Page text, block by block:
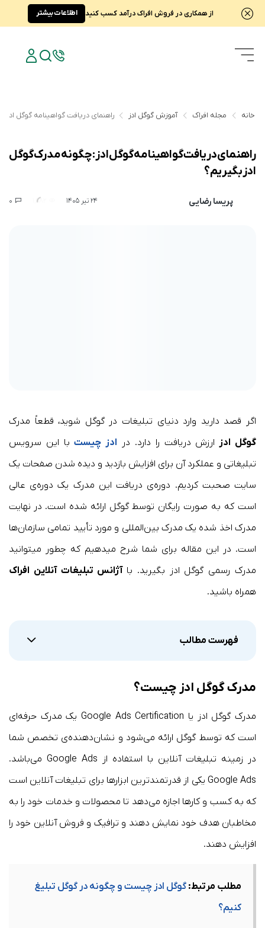
از همکاری در فروش افراک درآمد کسب کنید اطلاعات بیشتر
خانه مجله افراک آموزش گوگل ادز راهنمای دریافت گواهینامه گوگل
راهنمای دریافت گواهینامه گوگل ادز: چگونه مدرک گوگل
ادز بگیریم؟
پریسا رضایی 24 تیر 1405
اگر قصد دارید وارد دنیای تبلیغات در گوگل شوید، قطعاً مدرک
گوگل ادز ارزش دریافت را دارد. در ادز چیستبا این سرویس
تبلیغاتی و عملکرد آن برای افزایش بازدید و دیده شدن صفحات‌ یک
سایت صحبت کردیم. دوره‌ی دریافت این مدرک یک دوره‌ی عالی
است که به صورت رایگان توسط گوگل ارائه شده است. در نهایت
مدرک اخذ شده یک مدرک بین‌المللی و مورد تأیید تمامی سازمان‌ها
است. در این مقاله برای شما شرح میدهیم که چطور میتوانید
مدرک رسمی گوگل ادز بگیرید. با آژانس تبلیغات آنلاین افراک
همراه باشید.
فهرست مطالب
مدرک گوگل ادز چیست؟
مدرک گوگل ادز یا Google Ads Certification یک مدرک حرفه‌ای
است که توسط گوگل ارائه می‌شود و نشان‌دهنده‌ی تخصص شما
در زمینه تبلیغات آنلاین با استفاده از Google Ads می‌باشد.
Google Ads یکی از قدرتمندترین ابزارها برای تبلیغات آنلاین است
که به کسب و کارها اجازه می‌دهد تا محصولات و خدمات خود را به
مخاطبان هدف خود نمایش دهند و ترافیک و فروش آنلاین خود را
افزایش دهند.
مطلب مرتبط: گوگل ادز چیست و چگونه در گوگل تبلیغ
کنیم؟